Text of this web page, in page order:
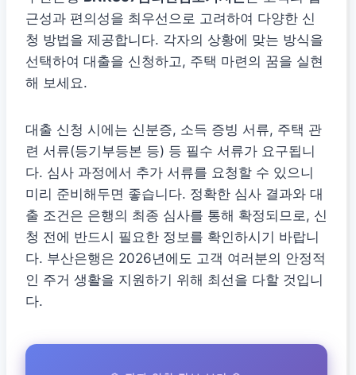
근성과 편의성을 최우선으로 고려하여 다양한 신
청 방법을 제공합니다. 각자의 상황에 맞는 방식을
선택하여 대출을 신청하고, 주택 마련의 꿈을 실현
해 보세요.
대출 신청 시에는 신분증, 소득 증빙 서류, 주택 관
련 서류(등기부등본 등) 등 필수 서류가 요구됩니
다. 심사 과정에서 추가 서류를 요청할 수 있으니
미리 준비해두면 좋습니다. 정확한 심사 결과와 대
출 조건은 은행의 최종 심사를 통해 확정되므로, 신
청 전에 반드시 필요한 정보를 확인하시기 바랍니
다. 부산은행은 2026년에도 고객 여러분의 안정적
인 주거 생활을 지원하기 위해 최선을 다할 것입니
다.